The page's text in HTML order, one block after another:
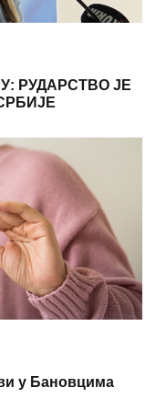
РУДАРСТВО ЈЕ
у Бановцима